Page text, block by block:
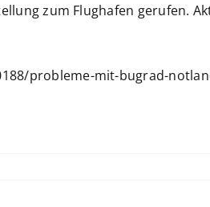
zum Flughafen gerufen.
probleme-mit-bugrad-